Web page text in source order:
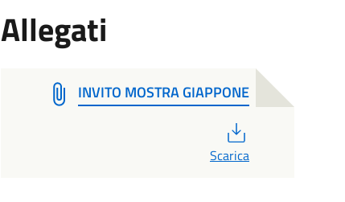
Allegati
INVITO MOSTRA GIAPPONE
Scarica